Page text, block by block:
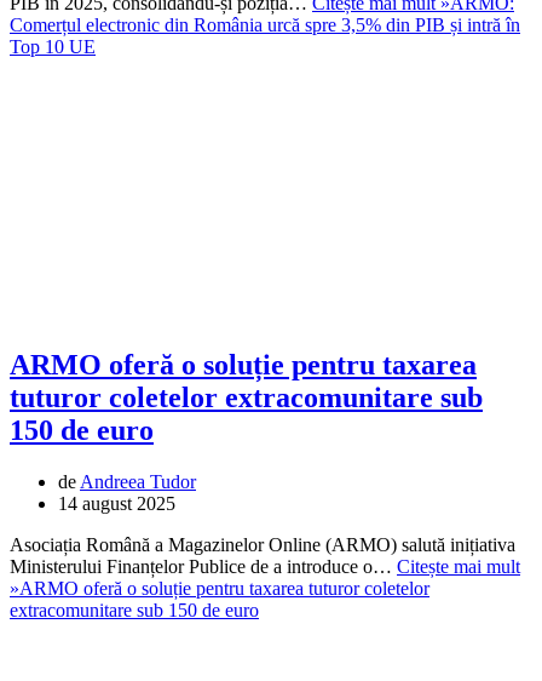
Comerțul electronic din România urcă spre 3,5% din PIB și intră în
Top 10 UE
ARMO oferă o soluție pentru taxarea
tuturor coletelor extracomunitare sub
150 de euro
de Andreea Tudor
14 august 2025
Asociația Română a Magazinelor Online (ARMO) salută inițiativa
Ministerului Finanțelor Publice de a introduce o… Citește mai mult
»ARMO oferă o soluție pentru taxarea tuturor coletelor
extracomunitare sub 150 de euro